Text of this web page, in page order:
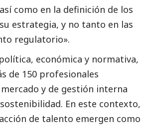
como en la definición de los
estrategia, y no tanto en las
regulatorio».
económica y normativa,
de 150 profesionales
y de gestión interna
En este contexto,
de talento emergen como